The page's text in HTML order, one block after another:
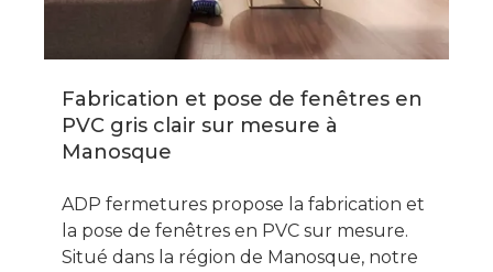
Fabrication et pose de fenêtres en
PVC gris clair sur mesure à
Manosque
ADP fermetures propose la fabrication et
la pose de fenêtres en PVC sur mesure.
Situé dans la région de Manosque, notre